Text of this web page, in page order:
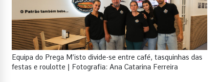
Equipa do Prega M’isto divide-se entre café, tasquinhas das
festas e roulotte | Fotografia: Ana Catarina Ferreira